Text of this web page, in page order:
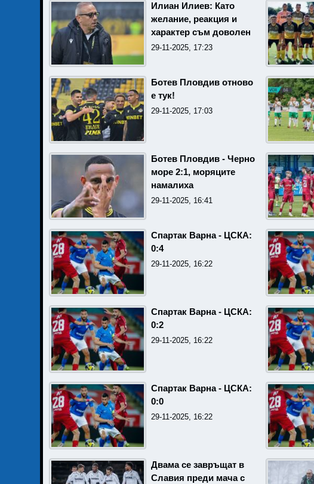
Илиан Илиев: Като
желание, реакция и
характер съм доволен
29-11-2025, 17:23
Ботев Пловдив отново
е тук!
29-11-2025, 17:03
Ботев Пловдив - Черно
море 2:1, моряците
намалиха
29-11-2025, 16:41
Спартак Варна - ЦСКА:
0:4
29-11-2025, 16:22
Спартак Варна - ЦСКА:
0:2
29-11-2025, 16:22
Спартак Варна - ЦСКА:
0:0
29-11-2025, 16:22
Двама се завръщат в
Славия преди мача с